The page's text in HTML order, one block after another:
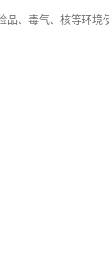
、毒气、核等环境